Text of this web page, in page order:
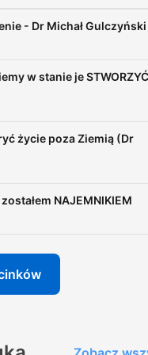
- Dr Michał Gulczyński
w stanie je
życie poza Ziemią (Dr
NAJEMNIKIEM